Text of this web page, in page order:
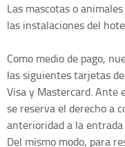
Las mascotas o
las instalaciones del
Como medio de pago,
las siguientes tarjetas
Visa y Mastercard. Ante
se reserva el derecho a
anterioridad a la
Del mismo modo, para